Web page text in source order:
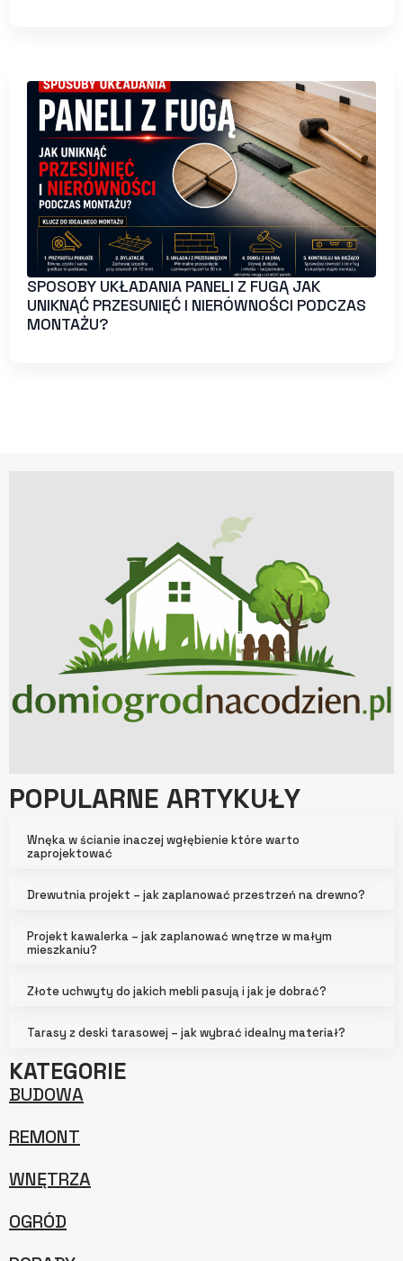
SPOSOBY UKŁADANIA PANELI Z FUGĄ JAK
UNIKNĄĆ PRZESUNIĘĆ I NIERÓWNOŚCI PODCZAS
MONTAŻU?
POPULARNE ARTYKUŁY
Wnęka w ścianie inaczej wgłębienie które warto
zaprojektować
Drewutnia projekt – jak zaplanować przestrzeń na drewno?
Projekt kawalerka – jak zaplanować wnętrze w małym
mieszkaniu?
Złote uchwyty do jakich mebli pasują i jak je dobrać?
Tarasy z deski tarasowej – jak wybrać idealny materiał?
KATEGORIE
BUDOWA
REMONT
WNĘTRZA
OGRÓD